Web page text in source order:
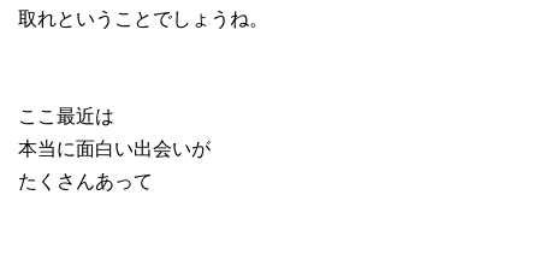
取れということでしょうね。
ここ最近は
本当に面白い出会いが
たくさんあって